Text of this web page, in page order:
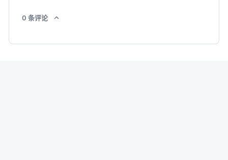
0 条评论